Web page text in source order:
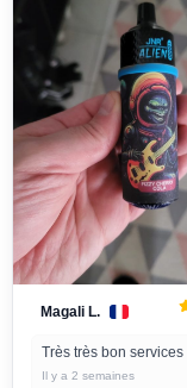
Magali L.
Très très bon services
Il y a 2 semaines